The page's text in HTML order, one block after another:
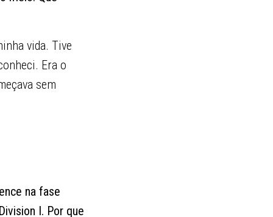
vida. Tive
Era o
sem
na fase
I. Por que